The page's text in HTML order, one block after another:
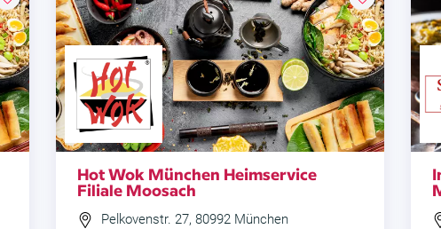
Hot Wok München Heimservice
Filiale Moosach
Pelkovenstr. 27, 80992 München